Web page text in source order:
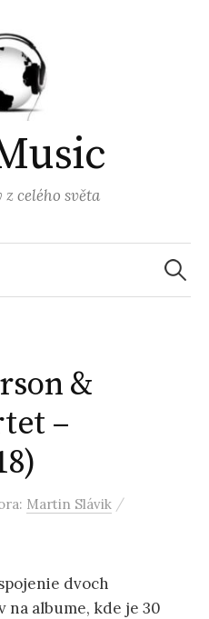
celého světa
&
–
Martin Slávik /
dvoch
albume, kde je 30